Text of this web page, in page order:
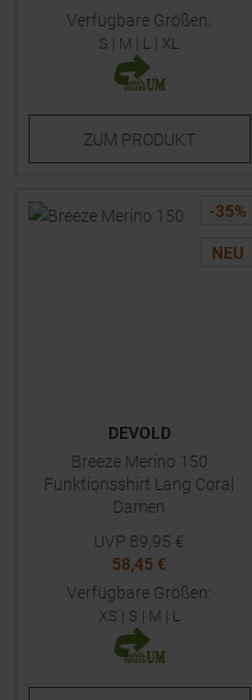
Verfügbare Größen:
S | M | L | XL
ZUM PRODUKT
-35%
NEU
DEVOLD
Breeze Merino 150
Funktionsshirt Lang Coral
Damen
UVP 89,95 €
58,45 €
Verfügbare Größen:
XS | S | M | L